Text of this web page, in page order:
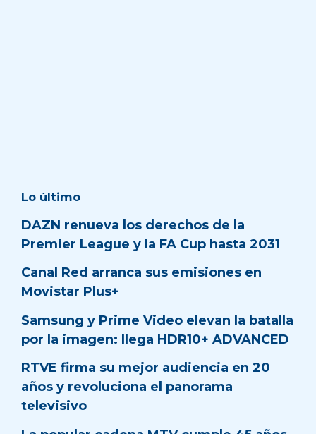
Lo último
DAZN renueva los derechos de la
Premier League y la FA Cup hasta 2031
Canal Red arranca sus emisiones en
Movistar Plus+
Samsung y Prime Video elevan la batalla
por la imagen: llega HDR10+ ADVANCED
RTVE firma su mejor audiencia en 20
años y revoluciona el panorama
televisivo